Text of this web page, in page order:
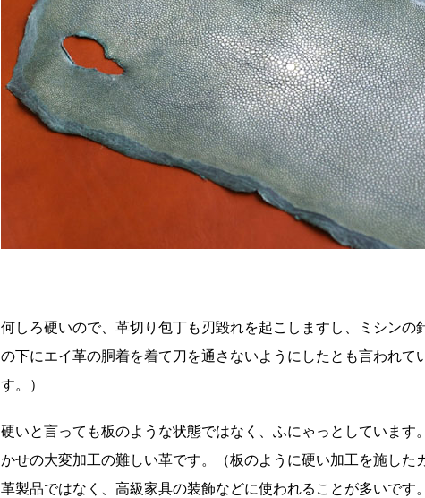
何しろ硬いので、革切り包丁も刃毀れを起こしますし、ミシンの
の下にエイ革の胴着を着て刀を通さないようにしたとも言われて
す。）
硬いと言っても板のような状態ではなく、ふにゃっとしています
かせの大変加工の難しい革です。（板のように硬い加工を施した
革製品ではなく、高級家具の装飾などに使われることが多いで